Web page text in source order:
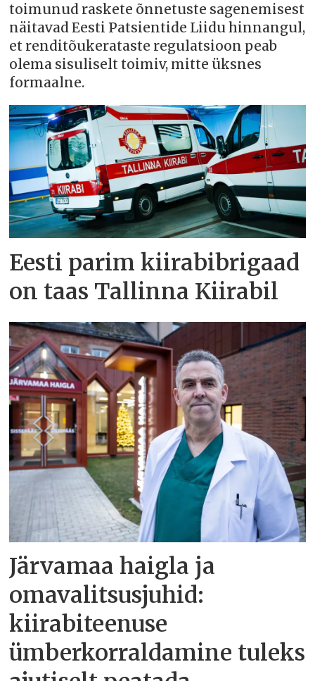
toimunud raskete õnnetuste sagenemisest
näitavad Eesti Patsientide Liidu hinnangul,
et renditõukerataste regulatsioon peab
olema sisuliselt toimiv, mitte üksnes
formaalne.
Eesti parim kiirabibrigaad
on taas Tallinna Kiirabil
Järvamaa haigla ja
omavalitsusjuhid:
kiirabiteenuse
ümberkorraldamine tuleks